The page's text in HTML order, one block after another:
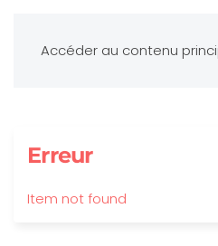
Accéder au contenu
Erreur
Item not found